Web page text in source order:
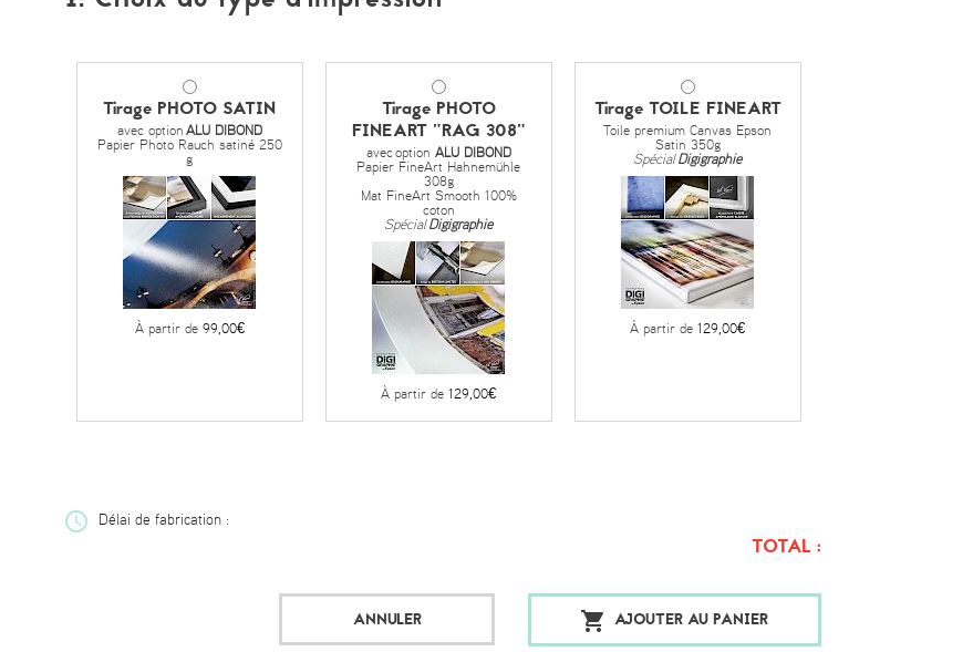
Tirage PHOTO SATIN
avec option ALU DIBOND
Papier Photo Rauch satiné 250
g
À partir de 99,00€
Tirage PHOTO
FINEART "RAG 308"
avecoption ALU DIBOND
Papier FineArt Hahnemühle
308g
Mat FineArt Smooth 100%
coton
SpécialDigigraphie
À partir de129,00€
Tirage TOILE FINEART
Toile premium Canvas Epson
Satin 350g
SpécialDigigraphie
À partir de129,00€
Délai de fabrication :
TOTAL :
ANNULER AJOUTER AU PANIER